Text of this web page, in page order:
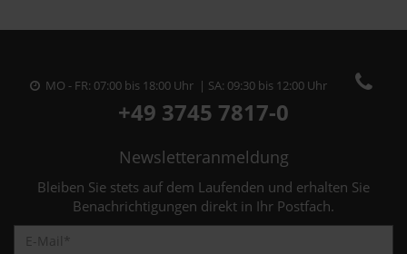
MO - FR: 07:00 bis 18:00 Uhr | SA: 09:30 bis 12:00 Uhr
+49 3745 7817-0
Newsletteranmeldung
Bleiben Sie stets auf dem Laufenden und erhalten Sie
Benachrichtigungen direkt in Ihr Postfach.